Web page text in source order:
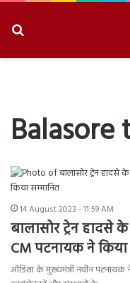
14 August 2023 - 11:59 AM
बालासोर ट्रेन
CM पटनायक ने किया
ओडिशा के मुख्यमंत्री नवीन